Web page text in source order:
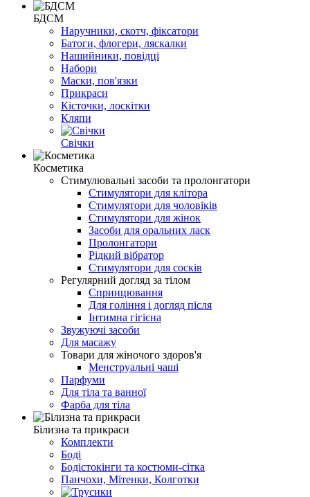
БДСМ
Наручники, скотч, фіксатори
Батоги, флогери, ляскалки
Нашийники, повідці
Набори
Маски, пов'язки
Прикраси
Кісточки, лоскітки
Кляпи
Свічки
Косметика
Стимулювальні засоби та пролонгатори
Стимулятори для клітора
Стимулятори для чоловіків
Стимулятори для жінок
Засоби для оральних ласк
Пролонгатори
Рідкий вібратор
Стимулятори для сосків
Регулярний догляд за тілом
Спринцювання
Для гоління і догляд після
Інтимна гігієна
Звужуючі засоби
Для масажу
Товари для жіночого здоров'я
Менструальні чаші
Парфуми
Для тіла та ванної
Фарба для тіла
Білизна та прикраси
Комплекти
Боді
Бодістокінги та костюми-сітка
Панчохи, Мітенки, Колготки